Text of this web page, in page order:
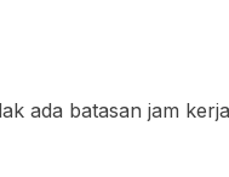
ada batasan jam